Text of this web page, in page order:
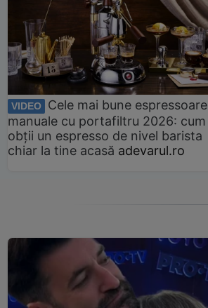
VIDEO
Cele mai bune espressoare
manuale cu portafiltru 2026: cum
obții un espresso de nivel barista
chiar la tine acasă adevarul.ro